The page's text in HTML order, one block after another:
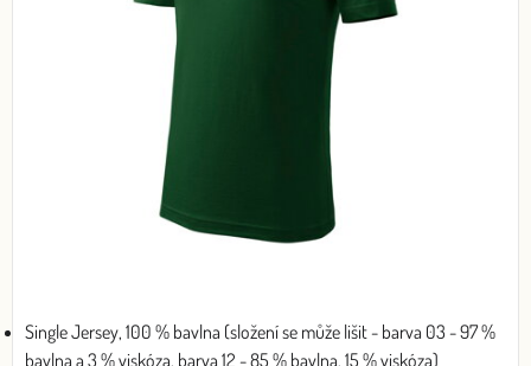
Single Jersey, 100 % bavlna (složení se může lišit - barva 03 - 97 %
bavlna a 3 % viskóza, barva 12 - 85 % bavlna, 15 % viskóza)